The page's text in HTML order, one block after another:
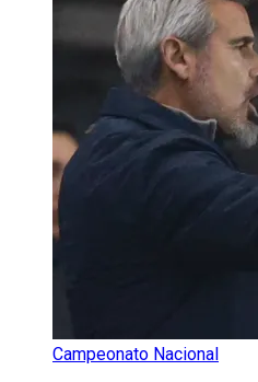
Campeonato Nacional